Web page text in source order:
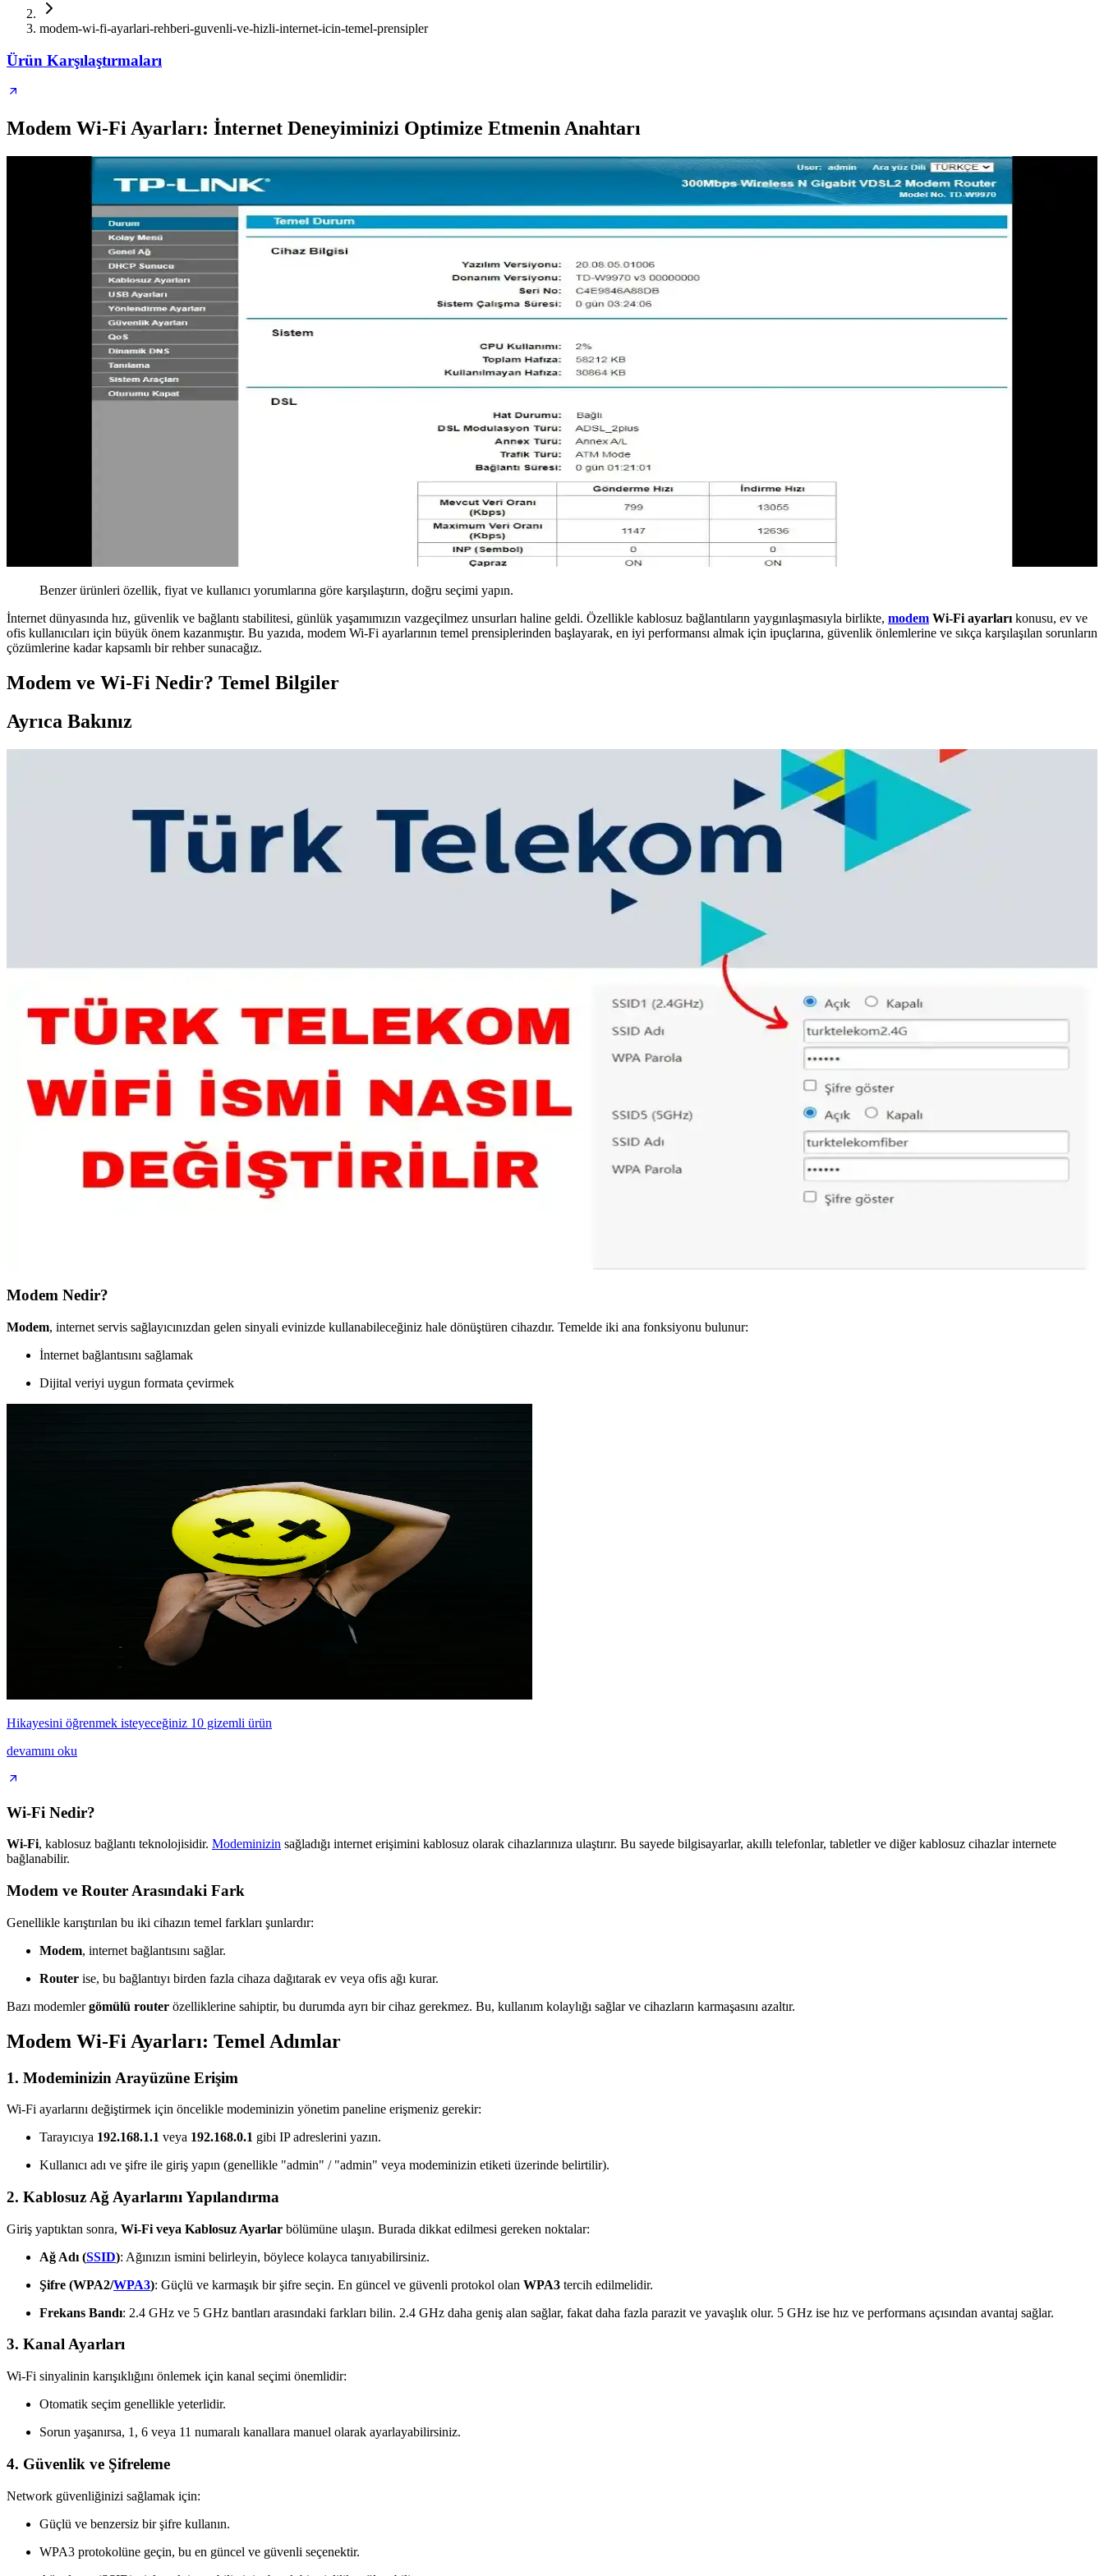
modem-wi-fi-ayarlari-rehberi-guvenli-ve-hizli-internet-icin-temel-prensipler
Ürün Karşılaştırmaları
Modem Wi-Fi Ayarları: İnternet Deneyiminizi Optimize Etmenin Anahtarı
Benzer ürünleri özellik, fiyat ve kullanıcı yorumlarına göre karşılaştırın, doğru seçimi yapın.
İnternet dünyasında hız, güvenlik ve bağlantı stabilitesi, günlük yaşamımızın vazgeçilmez unsurları haline geldi. Özellikle kablosuz bağlantıların yaygınlaşmasıyla birlikte, modem Wi-Fi ayarları konusu, ev ve
ofis kullanıcıları için büyük önem kazanmıştır. Bu yazıda, modem Wi-Fi ayarlarının temel prensiplerinden başlayarak, en iyi performansı almak için ipuçlarına, güvenlik önlemlerine ve sıkça karşılaşılan sorunların
çözümlerine kadar kapsamlı bir rehber sunacağız.
Modem ve Wi-Fi Nedir? Temel Bilgiler
Ayrıca Bakınız
Tamtel'in 1.5 metre uzunluğundaki telefon modem ADSL ara kablosu, bağlantı stabilitesi ve dayanıklılığıyla öne çıkıyor. İnce yapısı ve performans özellikleri, kullanıcı deneyimlerine göre değişiklik gösterebilir.
Telefon ve Bilgisayarın İnternet Bağlantısı Sorunlarına Çözüm Yolları ve Temel İpuçları
Telefon ve bilgisayarınızın internet erişimi sorunlarını çözmek için temel adımlar ve ipuçları. Bağlantı sorunlarını giderme yollarını öğrenerek kesintisiz internet deneyimi elde edin.
Wi-Fi şifresi, kablosuz ağ güvenliği için kritik öneme sahiptir. Bu makalede, şifre öğrenme yöntemleri ve güvenlik ipuçları detaylı şekilde anlatılmaktadır.
Fiber Modem Seçerken Dikkat Edilmesi Gereken Güncel ve Güvenilir Bilgiler
Fiber modem seçerken hız, uyumluluk ve güvenlik özelliklerine dikkat edin. Güncel modeller ve teknolojiler, internet deneyiminizi optimize eder, yüksek hız ve stabil bağlantı sağlar.
Bilgisayarda İnternet Yok: Temel Sorunlar ve Çözüm Yolları
İnternet erişimi sorunlarının temel nedenleri ve çözüm yolları hakkında kapsamlı rehber. Bağlantı ayarları, donanım ve modem sorunlarıyla başa çıkmanın pratik yolları.
Wi-Fi 5 ve Wi-Fi 6 Modem Farkları: Hız, Performans ve Kullanım Alanlarındaki Farklar
Wi-Fi 6, Wi-Fi 5'e göre daha yüksek hız ve performans sunar, çoklu cihaz desteği ile yoğun ağ ortamlarında avantaj sağlar. Günümüzde gelişmiş kablosuz bağlantıların temel farklarını öğrenin.
Samsung Telefonlarda Wi-Fi Sinyal Gücünü Artırmak İçin Etkili Yöntemler ve İpuçları
Samsung telefonlarda Wi-Fi sinyal gücünü artırmak için donanım ayarları, anten konumu ve yazılım güncellemeleri gibi çeşitli yöntemler uygulanabilir. Bu adımlar internet bağlantısını güçlendirir.
Modem Nedir?
Modem, internet servis sağlayıcınızdan gelen sinyali evinizde kullanabileceğiniz hale dönüştüren cihazdır. Temelde iki ana fonksiyonu bulunur:
İnternet bağlantısını sağlamak
Dijital veriyi uygun formata çevirmek
Hikayesini öğrenmek isteyeceğiniz 10 gizemli ürün
devamını oku
Wi-Fi Nedir?
Wi-Fi, kablosuz bağlantı teknolojisidir. Modeminizin sağladığı internet erişimini kablosuz olarak cihazlarınıza ulaştırır. Bu sayede bilgisayarlar, akıllı telefonlar, tabletler ve diğer kablosuz cihazlar internete
bağlanabilir.
Modem ve Router Arasındaki Fark
Genellikle karıştırılan bu iki cihazın temel farkları şunlardır:
Modem, internet bağlantısını sağlar.
Router ise, bu bağlantıyı birden fazla cihaza dağıtarak ev veya ofis ağı kurar.
Bazı modemlergömülü router özelliklerine sahiptir, bu durumda ayrı bir cihaz gerekmez. Bu, kullanım kolaylığı sağlar ve cihazların karmaşasını azaltır.
Modem Wi-Fi Ayarları: Temel Adımlar
1. Modeminizin Arayüzüne Erişim
Wi-Fi ayarlarını değiştirmek için öncelikle modeminizin yönetim paneline erişmeniz gerekir:
Tarayıcıya 192.168.1.1 veya 192.168.0.1 gibi IP adreslerini yazın.
Kullanıcı adı ve şifre ile giriş yapın (genellikle "admin" / "admin" veya modeminizin etiketi üzerinde belirtilir).
2. Kablosuz Ağ Ayarlarını Yapılandırma
Giriş yaptıktan sonra, Wi-Fi veya Kablosuz Ayarlar bölümüne ulaşın. Burada dikkat edilmesi gereken noktalar:
Ağ Adı (SSID): Ağınızın ismini belirleyin, böylece kolayca tanıyabilirsiniz.
Şifre (WPA2/WPA3): Güçlü ve karmaşık bir şifre seçin. En güncel ve güvenli protokol olan WPA3 tercih edilmelidir.
Frekans Bandı: 2.4 GHz ve 5 GHz bantları arasındaki farkları bilin. 2.4 GHz daha geniş alan sağlar, fakat daha fazla parazit ve yavaşlık olur. 5 GHz ise hız ve performans açısından avantaj sağlar.
3. Kanal Ayarları
Wi-Fi sinyalinin karışıklığını önlemek için kanal seçimi önemlidir:
Otomatik seçim genellikle yeterlidir.
Sorun yaşanırsa, 1, 6 veya 11 numaralı kanallara manuel olarak ayarlayabilirsiniz.
4. Güvenlik ve Şifreleme
Network güvenliğinizi sağlamak için:
Güçlü ve benzersiz bir şifre kullanın.
WPA3 protokolüne geçin, bu en güncel ve güvenli seçenektir.